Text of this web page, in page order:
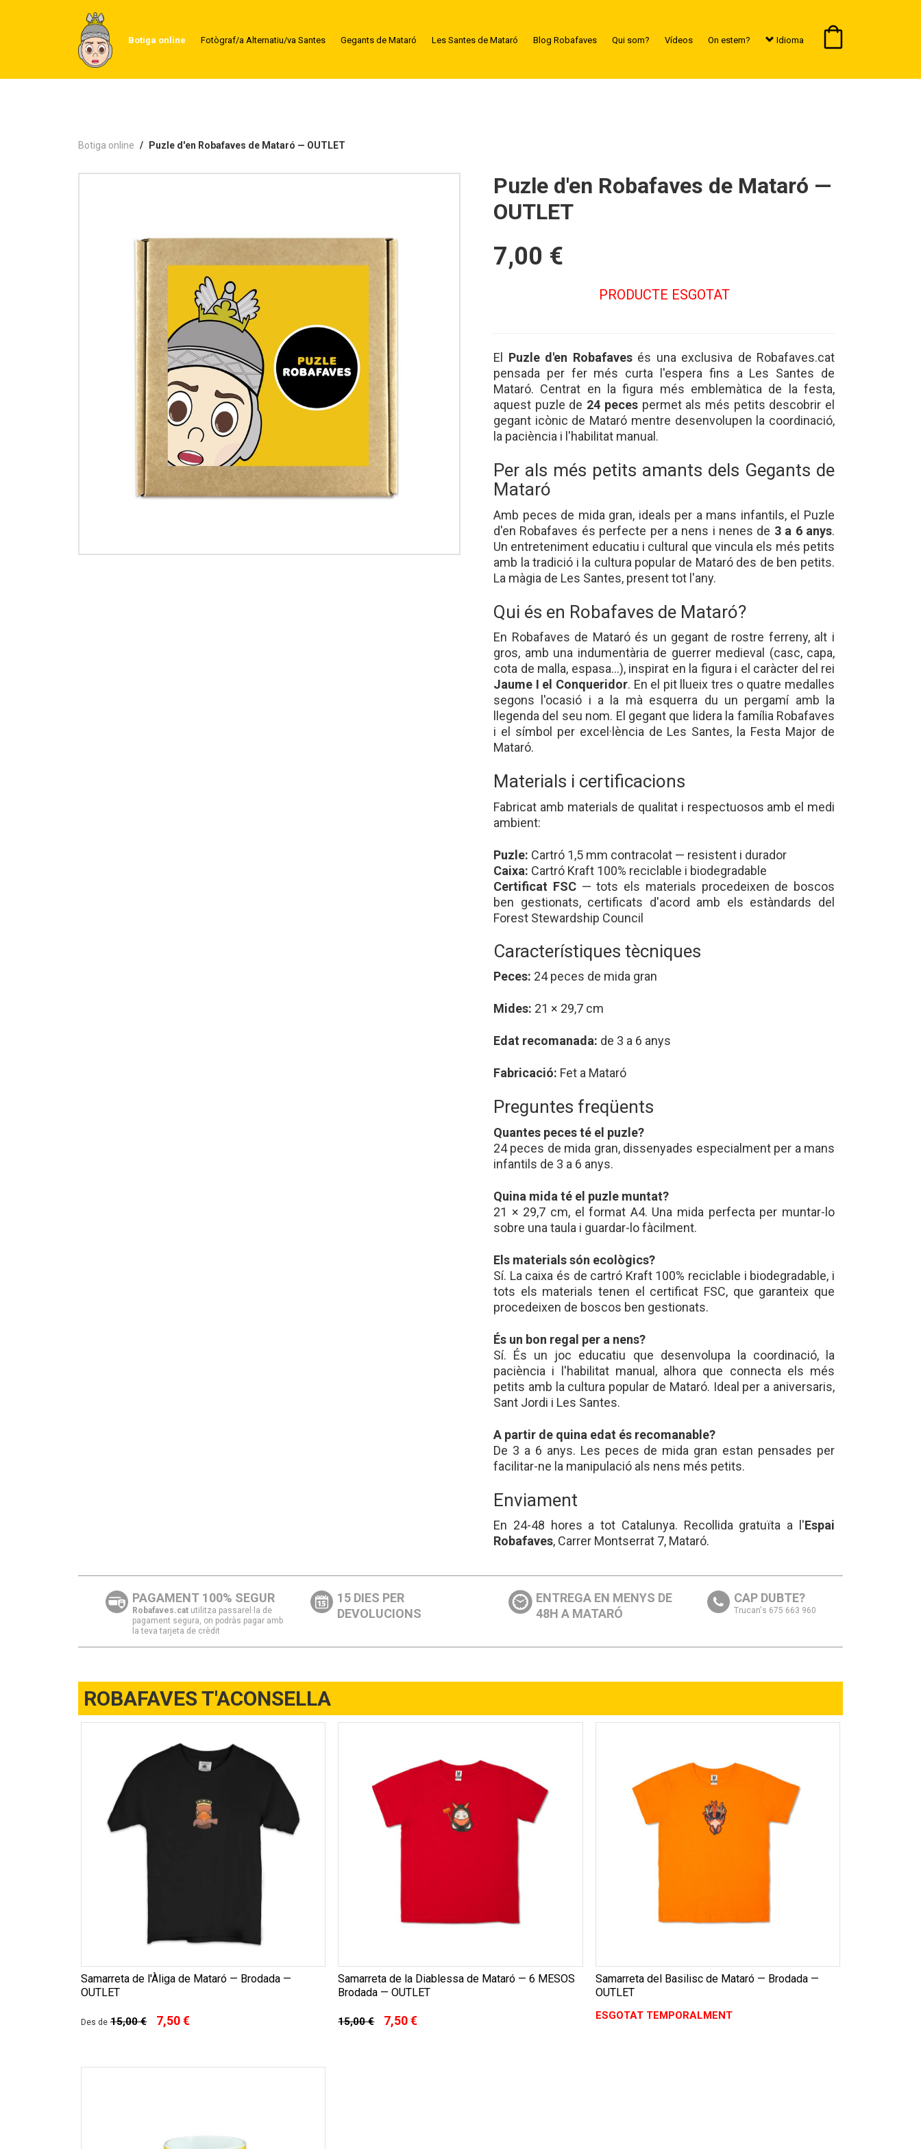
Botiga online Fotògraf/a Alternatiu/va Santes Gegants de Mataró Les Santes de Mataró Blog Robafaves Qui som? Vídeos On estem? Idioma
Botiga online Puzle d'en Robafaves de Mataró — OUTLET
Puzle d'en Robafaves de Mataró —
OUTLET
7,00 €
PRODUCTE ESGOTAT
El Puzle d'en Robafavesés una exclusiva de Robafaves.cat
pensada per fer més curta l'espera fins a Les Santes de
Mataró. Centrat en la figura més emblemàtica de la festa,
aquest puzle de 24 pecespermet als més petits descobrir el
gegant icònic de Mataró mentre desenvolupen la coordinació,
la paciència i l'habilitat manual.
Per als més petits amants dels Gegants de
Mataró
Amb peces de mida gran, ideals per a mans infantils, el Puzle
d'en Robafaves és perfecte per a nens i nenes de 3 a 6 anys.
Un entreteniment educatiu i cultural que vincula els més petits
amb la tradició i la cultura popular de Mataró des de ben petits.
La màgia de Les Santes, present tot l'any.
Qui és en Robafaves de Mataró?
En Robafaves de Mataró és un gegant de rostre ferreny, alt i
gros, amb una indumentària de guerrer medieval (casc, capa,
cota de malla, espasa...), inspirat en la figura i el caràcter del rei
Jaume I el Conqueridor. En el pit llueix tres o quatre medalles
segons l'ocasió i a la mà esquerra du un pergamí amb la
llegenda del seu nom. El gegant que lidera la família Robafaves
i el símbol per excel·lència de Les Santes, la Festa Major de
Mataró.
Materials i certificacions
Fabricat amb materials de qualitat i respectuosos amb el medi
ambient:
Puzle: Cartró 1,5 mm contracolat — resistent i durador
Caixa: Cartró Kraft 100% reciclable i biodegradable
Certificat FSC— tots els materials procedeixen de boscos
ben gestionats, certificats d'acord amb els estàndards del
Forest Stewardship Council
Característiques tècniques
Peces: 24 peces de mida gran
Mides: 21 × 29,7 cm
Edat recomanada: de 3 a 6 anys
Fabricació: Fet a Mataró
Preguntes freqüents
Quantes peces té el puzle?
24 peces de mida gran, dissenyades especialment per a mans
infantils de 3 a 6 anys.
Quina mida té el puzle muntat?
21 × 29,7 cm, el format A4. Una mida perfecta per muntar-lo
sobre una taula i guardar-lo fàcilment.
Els materials són ecològics?
Sí. La caixa és de cartró Kraft 100% reciclable i biodegradable, i
tots els materials tenen el certificat FSC, que garanteix que
procedeixen de boscos ben gestionats.
És un bon regal per a nens?
Sí. És un joc educatiu que desenvolupa la coordinació, la
paciència i l'habilitat manual, alhora que connecta els més
petits amb la cultura popular de Mataró. Ideal per a aniversaris,
Sant Jordi i Les Santes.
A partir de quina edat és recomanable?
De 3 a 6 anys. Les peces de mida gran estan pensades per
facilitar-ne la manipulació als nens més petits.
Enviament
En 24-48 hores a tot Catalunya. Recollida gratuïta a l'Espai
Robafaves, Carrer Montserrat 7, Mataró.
PAGAMENT 100% SEGUR
Robafaves.cat utilitza passarel·la de
pagament segura, on podràs pagar amb
la teva tarjeta de crèdit
15 DIES PER
DEVOLUCIONS
ENTREGA EN MENYS DE
48H A MATARÓ
CAP DUBTE?
Trucan's 675 663 960
ROBAFAVES T'ACONSELLA
Samarreta de l'Àliga de Mataró — Brodada —
OUTLET
Des de 15,00 € 7,50 €
Samarreta de la Diablessa de Mataró — 6 MESOS
Brodada — OUTLET
15,00 € 7,50 €
Samarreta del Basilisc de Mataró — Brodada —
OUTLET
ESGOTAT TEMPORALMENT